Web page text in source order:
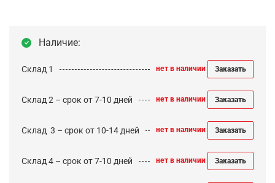
Наличие:
Склад 1 нет в наличии Заказать
Склад 2 – срок от 7-10 дней нет в наличии Заказать
Cклад 3 – срок от 10-14 дней нет в наличии Заказать
Склад 4 – срок от 7-10 дней нет в наличии Заказать